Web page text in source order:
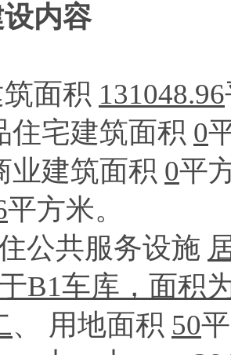
内容
面积 131048.96
住宅建筑面积 0
业建筑面积 0平
平方米。
公共服务设施
B1车库，面积
、 用地面积 50